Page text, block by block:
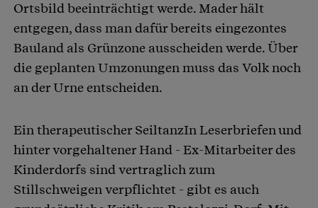
Ortsbild beeinträchtigt werde. Mader hält
entgegen, dass man dafür bereits eingezontes
Bauland als Grünzone ausscheiden werde. Über
die geplanten Umzonungen muss das Volk noch
an der Urne entscheiden.
Ein therapeutischer SeiltanzIn Leserbriefen und
hinter vorgehaltener Hand - Ex-Mitarbeiter des
Kinderdorfs sind vertraglich zum
Stillschweigen verpflichtet - gibt es auch